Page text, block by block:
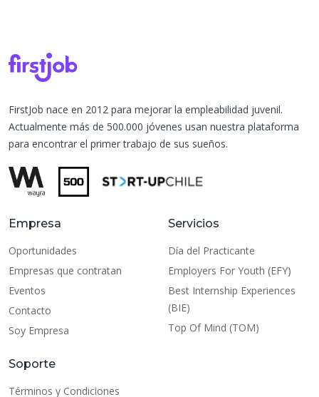
FirstJob nace en 2012 para mejorar la empleabilidad juvenil.
Actualmente más de 500.000 jóvenes usan nuestra plataforma
para encontrar el primer trabajo de sus sueños.
Empresa
Oportunidades
Empresas que contratan
Eventos
Contacto
Soy Empresa
Servicios
Día del Practicante
Employers For Youth (EFY)
Best Internship Experiences
(BIE)
Top Of Mind (TOM)
Soporte
Términos y Condiciones